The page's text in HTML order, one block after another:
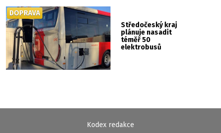
Středočeský kraj
plánuje nasadit
téměř 50
elektrobusů
DOPRAVA
Kodex redakce